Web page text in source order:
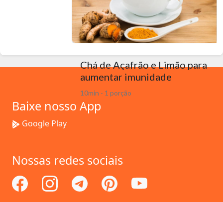
60min - 4 porções
Chá de Açafrão e Limão para
aumentar imunidade
10min - 1 porção
Baixe nosso App
Google Play
Nossas redes sociais